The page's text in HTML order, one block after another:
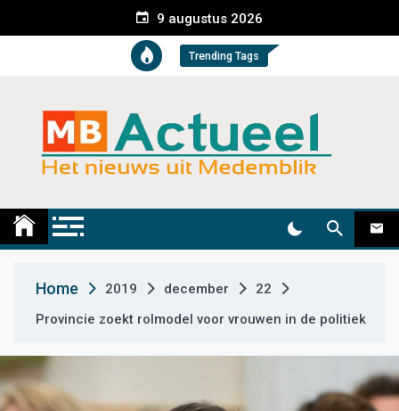
e
t
9 augustus 2026
Trending Tags
Medemblik Actueel
Home 2019 december
22
Provincie zoekt rolmodel voor vrouwen in de politiek